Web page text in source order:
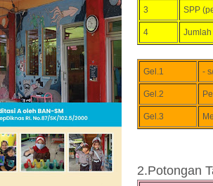
3 SPP
4 Jumlah
Gel.1 -
Gel.2
Gel.3
2.Potongan